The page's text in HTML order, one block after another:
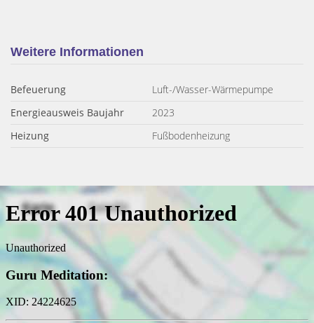
Weitere Informationen
Befeuerung
Luft-/Wasser-Wärmepumpe
Energieausweis Baujahr
2023
Heizung
Fußbodenheizung